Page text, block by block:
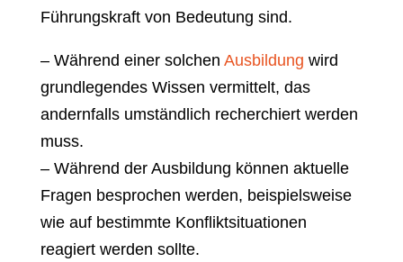
Führungskraft von Bedeutung sind.
– Während einer solchen Ausbildung wird
grundlegendes Wissen vermittelt, das
andernfalls umständlich recherchiert werden
muss.
– Während der Ausbildung können aktuelle
Fragen besprochen werden, beispielsweise
wie auf bestimmte Konfliktsituationen
reagiert werden sollte.